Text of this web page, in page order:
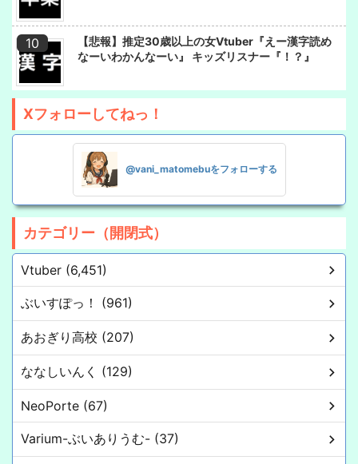
【悲報】推定30歳以上の女Vtuber『えー漢字読め
なーいわかんなーい』 キッズリスナー『！？』
Xフォローしてねっ！
@vani_matomebuをフォローする
カテゴリー（開閉式）
Vtuber (6,451)
ぶいすぽっ！ (961)
あおぎり高校 (207)
ななしいんく (129)
NeoPorte (67)
Varium-ぶいありうむ- (37)